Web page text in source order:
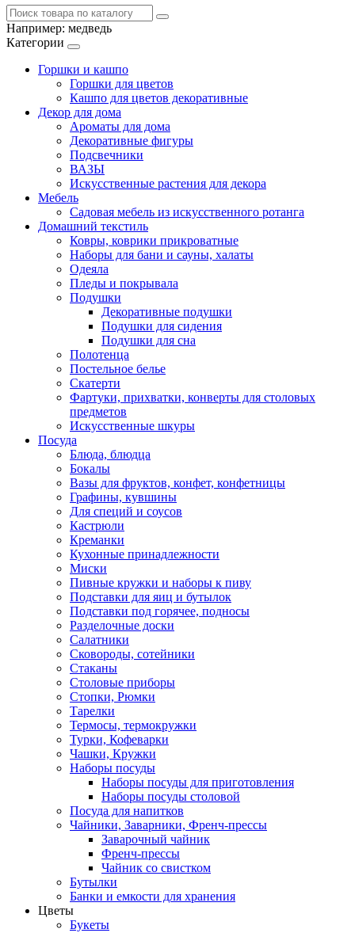
Например: медведь
Категории
Горшки и кашпо
Горшки для цветов
Кашпо для цветов декоративные
Декор для дома
Ароматы для дома
Декоративные фигуры
Подсвечники
ВАЗЫ
Искусственные растения для декора
Мебель
Садовая мебель из искусственного ротанга
Домашний текстиль
Ковры, коврики прикроватные
Наборы для бани и сауны, халаты
Одеяла
Пледы и покрывала
Подушки
Декоративные подушки
Подушки для сидения
Подушки для сна
Полотенца
Постельное белье
Скатерти
Фартуки, прихватки, конверты для столовых
предметов
Искусственные шкуры
Посуда
Блюда, блюдца
Бокалы
Вазы для фруктов, конфет, конфетницы
Графины, кувшины
Для специй и соусов
Кастрюли
Креманки
Кухонные принадлежности
Миски
Пивные кружки и наборы к пиву
Подставки для яиц и бутылок
Подставки под горячее, подносы
Разделочные доски
Салатники
Сковороды, сотейники
Стаканы
Столовые приборы
Стопки, Рюмки
Тарелки
Термосы, термокружки
Турки, Кофеварки
Чашки, Кружки
Наборы посуды
Наборы посуды для приготовления
Наборы посуды столовой
Посуда для напитков
Чайники, Заварники, Френч-прессы
Заварочный чайник
Френч-прессы
Чайник со свистком
Бутылки
Банки и емкости для хранения
Цветы
Букеты